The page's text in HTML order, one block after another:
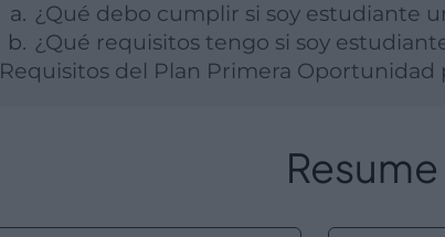
¿Qué debo cumplir si soy estudiante
¿Qué requisitos tengo si soy
Requisitos del Plan Primera Oportunidad